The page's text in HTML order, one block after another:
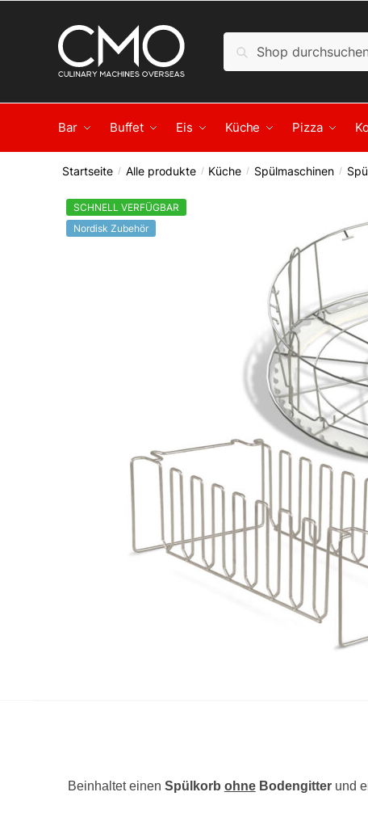
Suche
Bar Buffet Eis Küche Pizza
Startseite / Alle produkte / Küche / Spülmaschinen /
SCHNELL VERFÜGBAR
Nordisk Zubehör
Beinhaltet einen Spülkorb ohneBodengitterund